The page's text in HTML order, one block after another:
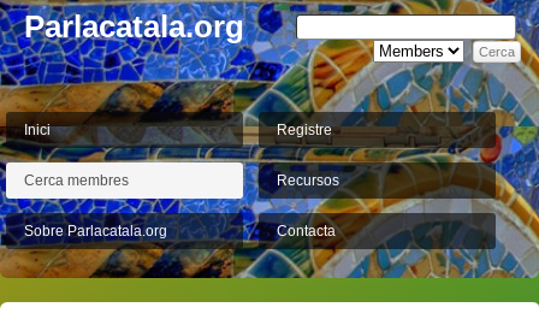
Parlacatala.org
Inici Registre
Cerca membres Recursos
Sobre Parlacatala.org Contacta